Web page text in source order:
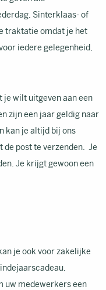
Sinterklaas- of
traktatie omdat je het
iedere gelegenheid,
je wilt uitgeven aan een
zijn een jaar geldig naar
kan je altijd bij ons
de post te verzenden. Je
Je krijgt gewoon een
je ook voor zakelijke
uw medewerkers een